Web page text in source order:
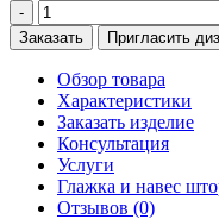
-
Заказать
Пригласить
Обзор товара
Характеристики
Заказать изделие
Консультация
Услуги
Глажка и навес
Отзывов (0)